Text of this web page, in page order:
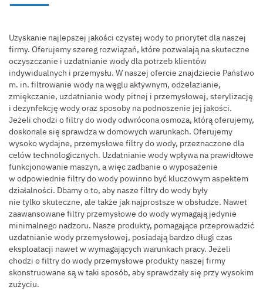
Uzyskanie najlepszej jakości czystej wody to priorytet dla naszej
firmy. Oferujemy szereg rozwiązań, które pozwalają na skuteczne
oczyszczanie i uzdatnianie wody dla potrzeb klientów
indywidualnych i przemysłu. W naszej ofercie znajdziecie Państwo
m. in. filtrowanie wody na węglu aktywnym, odżelazianie,
zmiękczanie, uzdatnianie wody pitnej i przemysłowej, sterylizację
i dezynfekcję wody oraz sposoby na podnoszenie jej jakości.
Jeżeli chodzi o filtry do wody odwrócona osmoza, którą oferujemy,
doskonale się sprawdza w domowych warunkach. Oferujemy
wysoko wydajne, przemysłowe filtry do wody, przeznaczone dla
celów technologicznych. Uzdatnianie wody wpływa na prawidłowe
funkcjonowanie maszyn, a więc zadbanie o wyposażenie
w odpowiednie filtry do wody powinno być kluczowym aspektem
działalności. Dbamy o to, aby nasze filtry do wody były
nie tylko skuteczne, ale także jak najprostsze w obsłudze. Nawet
zaawansowane filtry przemysłowe do wody wymagają jedynie
minimalnego nadzoru. Nasze produkty, pomagające przeprowadzić
uzdatnianie wody przemysłowej, posiadają bardzo długi czas
eksploatacji nawet w wymagających warunkach pracy. Jeżeli
chodzi o filtry do wody przemysłowe produkty naszej firmy
skonstruowane są w taki sposób, aby sprawdzały się przy wysokim
zużyciu.